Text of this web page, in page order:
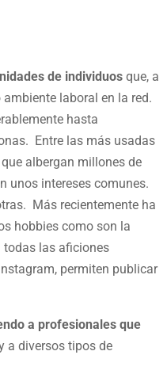
de individuos que, a
laboral en la red.
hasta
Entre las más usadas
albergan millones de
unos intereses comunes.
Más recientemente ha
hobbies como son la
todas las aficiones
permiten publicar
a profesionales que
a diversos tipos de